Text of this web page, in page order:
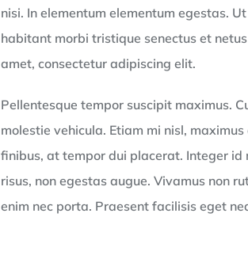
nisi. In elementum elementum egestas.
habitant morbi tristique senectus et
amet, consectetur adipiscing elit.
Pellentesque tempor suscipit maximus.
molestie vehicula. Etiam mi nisl,
finibus, at tempor dui placerat. Integer
risus, non egestas augue. Vivamus non
enim nec porta. Praesent facilisis eget